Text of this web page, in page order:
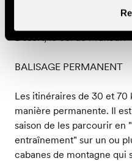
A voir en route : la Dent
BALISAGE PERMANENT
Les itinéraires de 30 et 70
manière permanente. Il
saison de les parcourir en
entraînement" sur un ou
cabanes de montagne qui